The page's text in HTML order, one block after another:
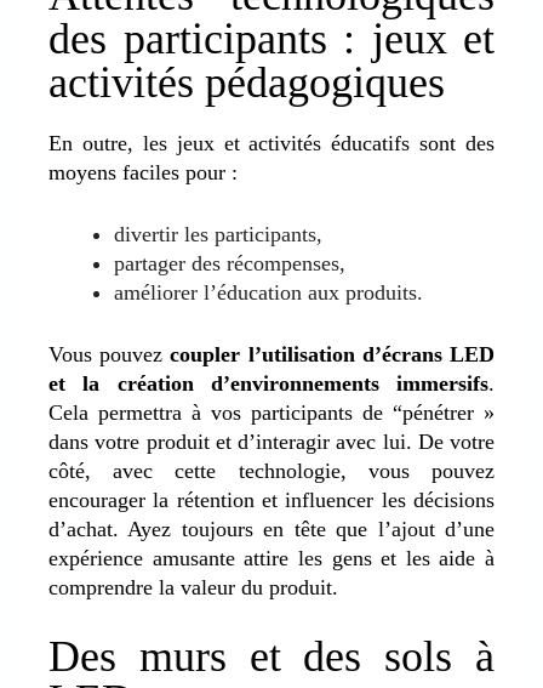
des participants : jeux et
activités pédagogiques
En outre, les jeux et activités éducatifs sont des
moyens faciles pour :
divertir les participants,
partager des récompenses,
améliorer l’éducation aux produits.
Vous pouvezcoupler l’utilisation d’écrans LED
et la création d’environnements immersifs.
Cela permettra à vos participants de “pénétrer »
dans votre produit et d’interagir avec lui. De votre
côté, avec cette technologie, vous pouvez
encourager la rétention et influencer les décisions
d’achat. Ayez toujours en tête que l’ajout d’une
expérience amusante attire les gens et les aide à
comprendre la valeur du produit.
Des murs et des sols à